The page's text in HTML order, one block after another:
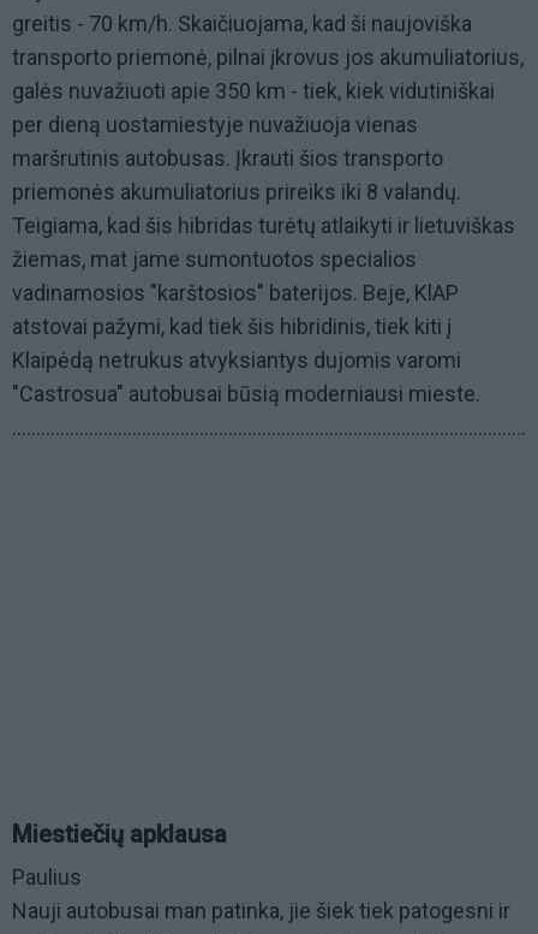
greitis - 70 km/h. Skaičiuojama, kad ši naujoviška
transporto priemonė, pilnai įkrovus jos akumuliatorius,
galės nuvažiuoti apie 350 km - tiek, kiek vidutiniškai
per dieną uostamiestyje nuvažiuoja vienas
maršrutinis autobusas. Įkrauti šios transporto
priemonės akumuliatorius prireiks iki 8 valandų.
Teigiama, kad šis hibridas turėtų atlaikyti ir lietuviškas
žiemas, mat jame sumontuotos specialios
vadinamosios "karštosios" baterijos. Beje, KlAP
atstovai pažymi, kad tiek šis hibridinis, tiek kiti į
Klaipėdą netrukus atvyksiantys dujomis varomi
"Castrosua" autobusai būsią moderniausi mieste.
Miestiečių apklausa
Paulius
Nauji autobusai man patinka, jie šiek tiek patogesni ir